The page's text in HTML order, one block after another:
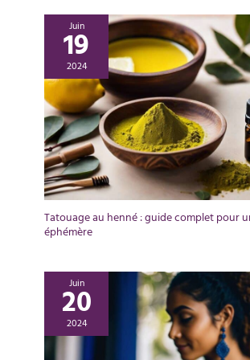
Juin
19
2024
Tatouage au henné : guide complet pour
éphémère
Juin
20
2024